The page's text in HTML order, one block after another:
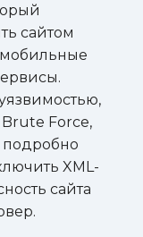
сайтом
Force,
подробно
XML-
сайта